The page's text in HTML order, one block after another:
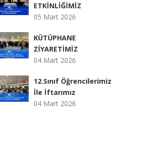
ETKİNLİĞİMİZ
05 Mart 2026
KÜTÜPHANE
ZİYARETİMİZ
04 Mart 2026
12.Sınıf Öğrencilerimiz
İle İftarımız
04 Mart 2026